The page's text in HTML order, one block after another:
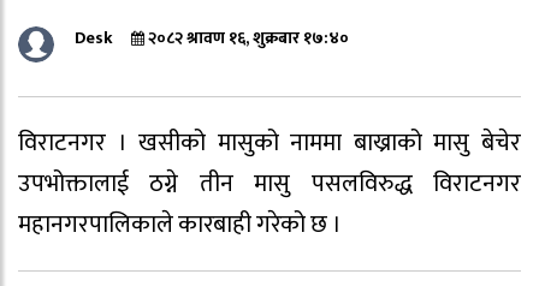
Desk २०८२ श्रावण १६, शुक्रबार १७:४०
विराटनगर । खसीको मासुको नाममा बाख्राको मासु बेचेर
उपभोक्तालाई ठग्ने तीन मासु पसलविरुद्ध विराटनगर
महानगरपालिकाले कारबाही गरेको छ ।